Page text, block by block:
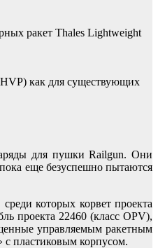
ракет Thales Lightweight
как для существующих
для пушки Railgun. Они
еще безуспешно пытаются
которых корвет проекта
проекта 22460 (класс OPV),
управляемым ракетным
пластиковым корпусом.